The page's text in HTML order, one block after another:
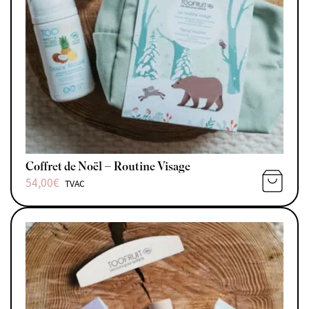
Coffret de Noël – Routine Visage
54,00€ TVAC